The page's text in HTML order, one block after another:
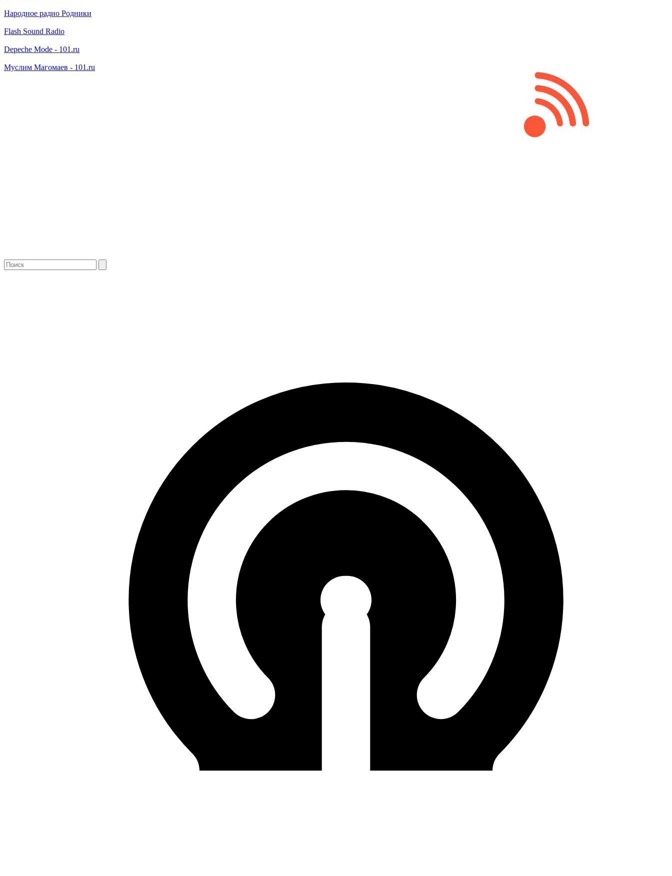
Народное радио Родники
Flash Sound Radio
Depeche Mode - 101.ru
Муслим Магомаев - 101.ru